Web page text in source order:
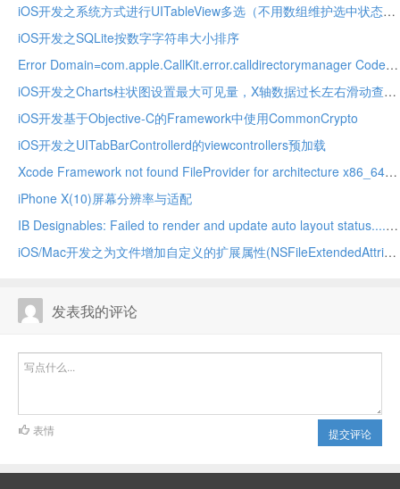
iOS开发之系统方式进行UITableView多选（不用数组维护选中状态）
iOS开发之SQLite按数字字符串大小排序
Error Domain=com.apple.CallKit.error.calldirectorymanager Code
iOS开发之Charts柱状图设置最大可见量，X轴数据过长左右滑动查看
iOS开发基于Objective-C的Framework中使用CommonCrypto
iOS开发之UITabBarControllerd的viewcontrollers预加载
Xcode Framework not found FileProvider for architecture x86_64/arm64
iPhone X(10)屏幕分辨率与适配
IB Designables: Failed to render and update auto layout status....,no suitable image found
iOS/Mac开发之为文件增加自定义的扩展属性(NSFileExtendedAttributes)
发表我的评论
提交评论
表情